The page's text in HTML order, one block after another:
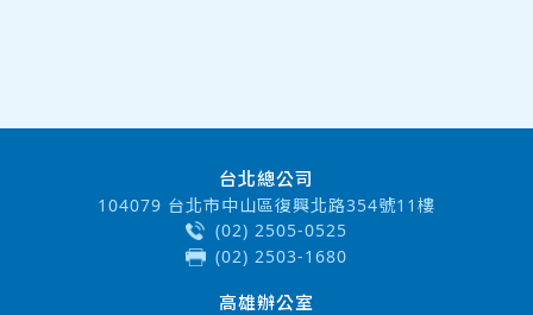
台北總公司
104079 台北市中山區復興北路354號11樓
(02) 2505-0525
(02) 2503-1680
高雄辦公室